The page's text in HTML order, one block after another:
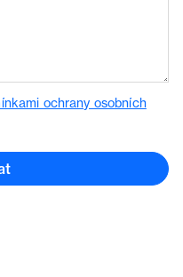
ochrany osobních